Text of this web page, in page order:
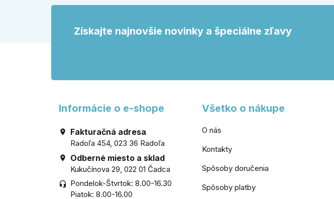
veľkosťou.
Získajte najnovšie novinky a špeciálne zľavy
Informácie o e-shope
 Fakturačná adresa
Radoľa 454, 023 36 Radoľa
 Odberné miesto a sklad
Kukučínova 29, 022 01 Čadca
headset_mic
Pondelok-Štvrtok: 8.00-16.30
Piatok: 8.00-16.00
Všetko o nákupe
O nás
Kontakty
Spôsoby doručenia
Spôsoby platby